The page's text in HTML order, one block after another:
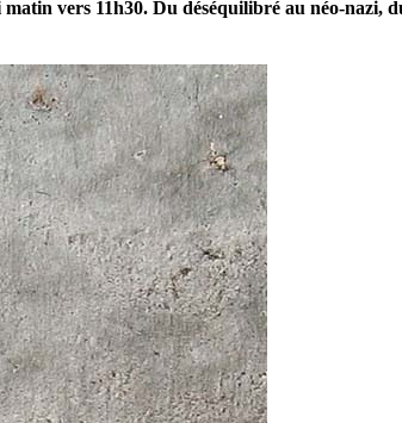
vers 11h30. Du déséquilibré au néo-nazi,